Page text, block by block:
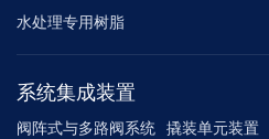
水处理专用树脂
系统集成装置
阀阵式与多路阀系统 撬装单元装置